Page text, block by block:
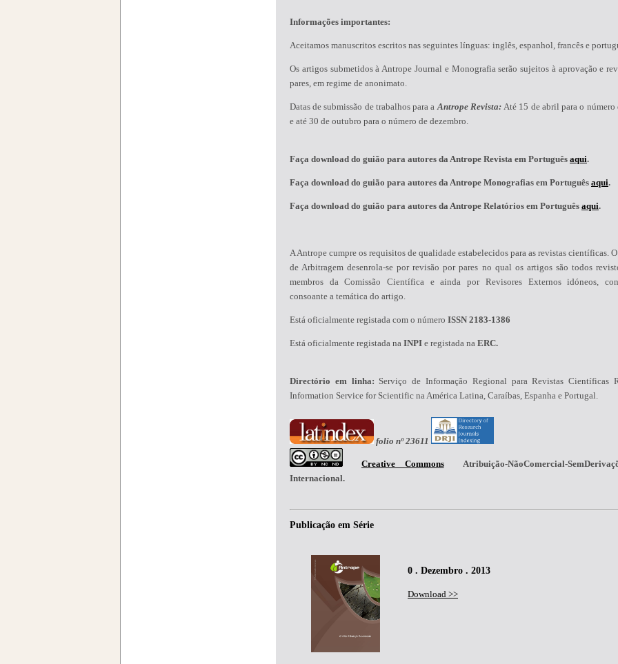
Informações importantes:
Aceitamos manuscritos escritos nas seguintes línguas: inglês, espanhol, francês e
Os artigos submetidos à Antrope Journal e Monografia serão sujeitos à aprovação e
pares, em regime de anonimato.
Datas de submissão de trabalhos para a Antrope Revista:Até 15 de abril para o número
e até 30 de outubro para o número de dezembro.
Faça download do guião para autores da Antrope Revista em Português aqui.
Faça download do guião para autores da Antrope Monografias em Português aqui.
Faça download do guião para autores da Antrope Relatórios em Português aqui.
A Antrope cumpre os requisitos de qualidade estabelecidos para as revistas científicas. O
de Arbitragem desenrola-se por revisão por pares no qual os artigos são todos
membros da Comissão Científica e ainda por Revisores Externos idóneos,
consoante a temática do artigo.
Está oficialmente registada com o número ISSN 2183-1386
Está oficialmente registada na INPI e registada na ERC.
Directório em linha: Serviço de Informação Regional para Revistas Científicas
Information Service for Scientific na América Latina, Caraíbas, Espanha e Portugal.
folio nº 23611
Creative Commons
Atribuição-NãoComercial-
Internacional.
Publicação em Série
0 . Dezembro . 2013
Download >>